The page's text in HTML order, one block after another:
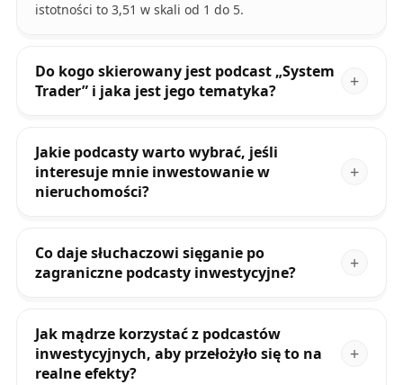
istotności to 3,51 w skali od 1 do 5.
Do kogo skierowany jest podcast „System
Trader” i jaka jest jego tematyka?
Jakie podcasty warto wybrać, jeśli
interesuje mnie inwestowanie w
nieruchomości?
Co daje słuchaczowi sięganie po
zagraniczne podcasty inwestycyjne?
Jak mądrze korzystać z podcastów
inwestycyjnych, aby przełożyło się to na
realne efekty?